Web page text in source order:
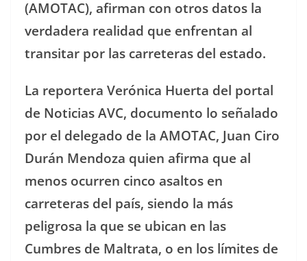
(AMOTAC), afirman con otros datos la
verdadera realidad que enfrentan al
transitar por las carreteras del estado.
La reportera Verónica Huerta del portal
de Noticias AVC, documento lo señalado
por el delegado de la AMOTAC, Juan Ciro
Durán Mendoza quien afirma que al
menos ocurren cinco asaltos en
carreteras del país, siendo la más
peligrosa la que se ubican en las
Cumbres de Maltrata, o en los límites de